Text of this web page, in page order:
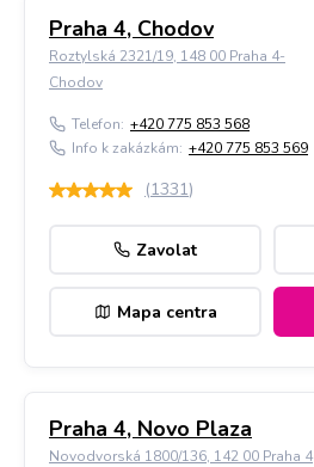
Praha 4, Chodov
Roztylská 2321/19, 148 00 Praha 4-
Chodov
Telefon: +420 775 853 568
Info k zakázkám: +420 775 853 569
(1331)
Zavolat
Mapa centra
Praha 4, Novo Plaza
Novodvorská 1800/136, 142 00 Praha 4